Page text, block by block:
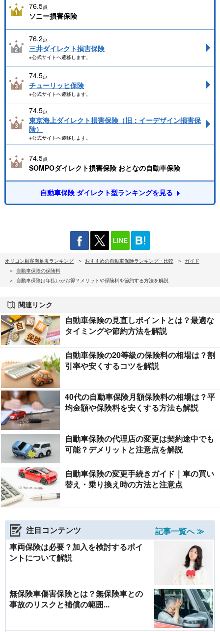
76.5点
ソニー損害保険
76.2点
三井ダイレクト損害保険
※公式サイトへ遷移します。
74.5点
チューリッヒ保険
※公式サイトへ遷移します。
74.5点
東京海上ダイレクト損害保険（旧：イーデザイン損害保
険）
※公式サイトへ遷移します。
74.5点
SOMPOダイレクト損害保険 おとなの自動車保険
自動車保険 ダイレクト型ランキングを見る
オリコン顧客満足度ランキング おすすめの自動車保険ランキング・比較
ガイド
自動車保険の保険料
自動車保険は年払いがお得？メリットや保険料を節約する方法を解説
関連リンク
自動車保険の見直しポイントとは？最適な
タイミングや節約方法を解説
自動車保険の20等級の保険料の相場は？割
引率や安くするコツを解説
40代の自動車保険月額保険料の相場は？平
均金額や保険料を安くする方法も解説
自動車保険の代理店の変更は契約途中でも
可能？デメリットと注意点を解説
自動車保険の変更手続きガイド｜車の買い
替え・乗り換え時の方法と注意点
注目コンテンツ
記事一覧へ ≫
車両保険は必要？加入を検討するポイ
ントについて解説
無保険車傷害保険とは？無保険車との
事故のリスクと補償の範囲...